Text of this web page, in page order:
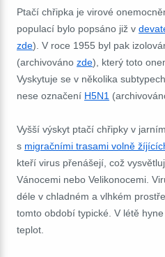
Ptačí chřipka je virové
populací bylo popsáno již v
zde). V roce 1955 byl pak
(archivováno zde), který toto
Vyskytuje se v několika
nese označení H5N1
Vyšší výskyt ptačí chřipky v
s migračními trasami volně
kteří virus přenášejí, což
Vánocemi nebo Velikonocemi.
déle v chladném a vlhkém
tomto období typické. V létě
teplot.